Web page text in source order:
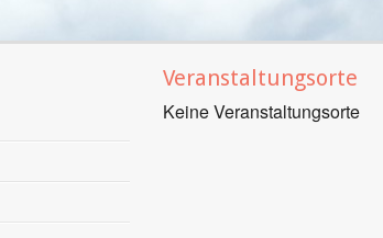
Veranstaltungsorte
Keine Veranstaltungsorte